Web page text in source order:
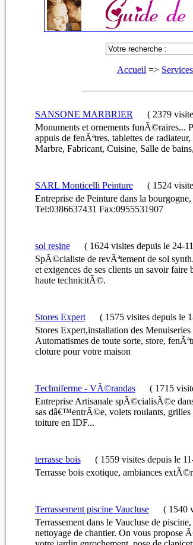
Accueil => Services
SANSONE MARBRIER(2379
Monuments et ornements funÃ©raires...
appuis de fenÃªtres, tablettes de
Marbre, Fabricant, Cuisine, Salle de
SARL Monticelli Peinture(1524
Entreprise de Peinture dans la
Tel:0386637431 Fax:0955531907
sol resine(1624 visites depuis le 24-
SpÃ©cialiste de revÃªtement de sol
et exigences de ses clients un savoir
haute technicitÃ©.
Stores Expert(1575 visites depuis le
Stores Expert,installation des
Automatismes de toute sorte, store,
cloture pour votre maison
Techniferme - VÃ©randas(1715
Entreprise Artisanale spÃ©cialisÃ©e
sas dâ€™entrÃ©e, volets roulants, grilles
toiture en IDF...
terrasse bois(1559 visites depuis le
Terrasse bois exotique, ambiances
Terrassement piscine Vaucluse(1540
Terrassement dans le Vaucluse de
nettoyage de chantier. On vous propose